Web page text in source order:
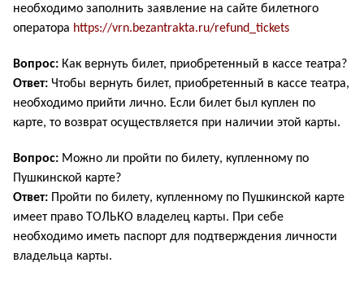
необходимо заполнить заявление на сайте билетного
оператора https://vrn.bezantrakta.ru/refund_tickets
Вопрос: Как вернуть билет, приобретенный в кассе театра?
Ответ: Чтобы вернуть билет, приобретенный в кассе театра,
необходимо прийти лично. Если билет был куплен по
карте, то возврат осуществляется при наличии этой карты.
Вопрос: Можно ли пройти по билету, купленному по
Пушкинской карте?
Ответ: Пройти по билету, купленному по Пушкинской карте
имеет право ТОЛЬКО владелец карты. При себе
необходимо иметь паспорт для подтверждения личности
владельца карты.